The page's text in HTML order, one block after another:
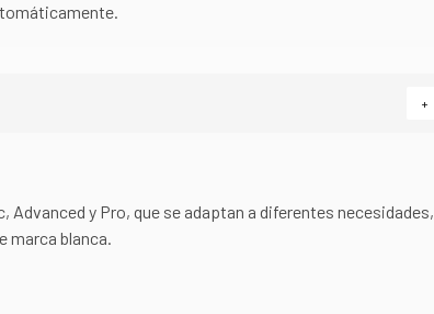
+
y Pro, que se adaptan a diferentes necesidades,
marca blanca.